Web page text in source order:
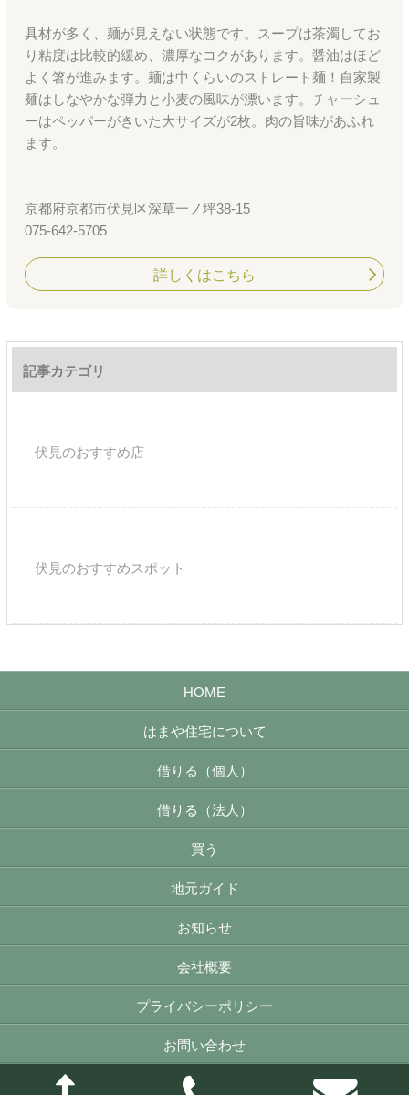
具材が多く、麺が見えない状態です。スープは茶濁してお
り粘度は比較的緩め、濃厚なコクがあります。醤油はほど
よく箸が進みます。麺は中くらいのストレート麺！自家製
麺はしなやかな弾力と小麦の風味が漂います。チャーシュ
ーはペッパーがきいた大サイズが2枚。肉の旨味があふれ
ます。
京都府京都市伏見区深草一ノ坪38-15
075-642-5705
詳しくはこちら
記事カテゴリ
伏見のおすすめ店
伏見のおすすめスポット
HOME
はまや住宅について
借りる（個人）
借りる（法人）
買う
地元ガイド
お知らせ
会社概要
プライバシーポリシー
お問い合わせ